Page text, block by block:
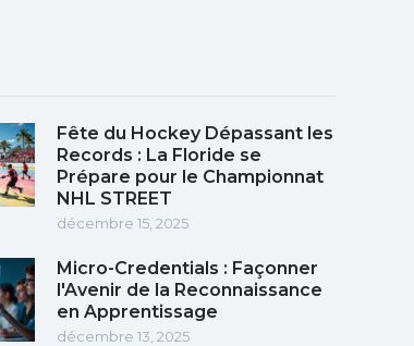
Fête du Hockey Dépassant les
Records : La Floride se
Prépare pour le Championnat
NHL STREET
décembre 15, 2025
Micro-Credentials : Façonner
l'Avenir de la Reconnaissance
en Apprentissage
décembre 13, 2025